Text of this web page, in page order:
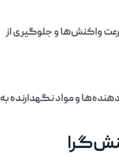
واکنش‌ها و جلوگیری از
و مواد نگهدارنده به